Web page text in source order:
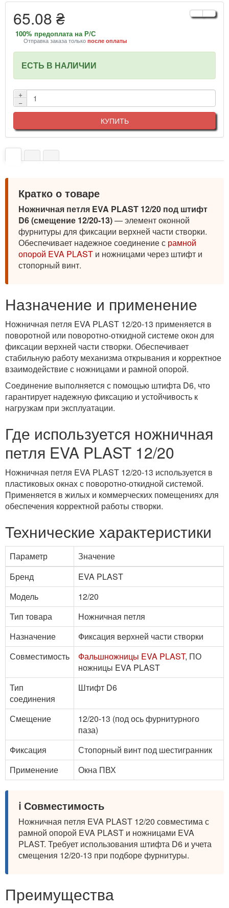
65.08 ₴
100% предоплата на Р/С
Отправка заказа только после оплаты
ЕСТЬ В НАЛИЧИИ
+
−
КУПИТЬ
Кратко о товаре
Ножничная петля EVA PLAST 12/20 под штифт
D6 (смещение 12/20-13)— элемент оконной
фурнитуры для фиксации верхней части створки.
Обеспечивает надежное соединение с рамной
опорой EVA PLAST и ножницами через штифт и
стопорный винт.
Назначение и применение
Ножничная петля EVA PLAST 12/20-13 применяется в
поворотной или поворотно-откидной системе окон для
фиксации верхней части створки. Обеспечивает
стабильную работу механизма открывания и корректное
взаимодействие с ножницами и рамной опорой.
Соединение выполняется с помощью штифта D6, что
гарантирует надежную фиксацию и устойчивость к
нагрузкам при эксплуатации.
Где используется ножничная
петля EVA PLAST 12/20
Ножничная петля EVA PLAST 12/20-13 используется в
пластиковых окнах с поворотно-откидной системой.
Применяется в жилых и коммерческих помещениях для
обеспечения корректной работы створки.
Технические характеристики
Параметр
Значение
Бренд
EVA PLAST
Модель
12/20
Тип товара
Ножничная петля
Назначение
Фиксация верхней части створки
Совместимость
Фальшножницы EVA PLAST, ПО
ножницы EVA PLAST
Тип
соединения
Штифт D6
Смещение
12/20-13 (под ось фурнитурного
паза)
Фиксация
Стопорный винт под шестигранник
Применение
Окна ПВХ
ℹ️ Совместимость
Ножничная петля EVA PLAST 12/20 совместима с
рамной опорой EVA PLAST и ножницами EVA
PLAST. Требует использования штифта D6 и учета
смещения 12/20-13 при подборе фурнитуры.
Преимущества